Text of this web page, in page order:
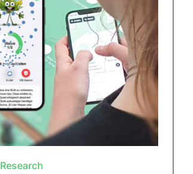
Research